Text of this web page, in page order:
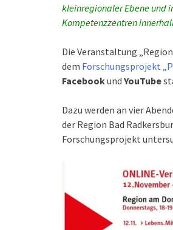
kleinregionaler Ebene und
Kompetenzzentren
Die Veranstaltung
dem Forschungsprojekt
Facebookund YouTube
Dazu werden an vier
der Region Bad
Forschungsprojekt